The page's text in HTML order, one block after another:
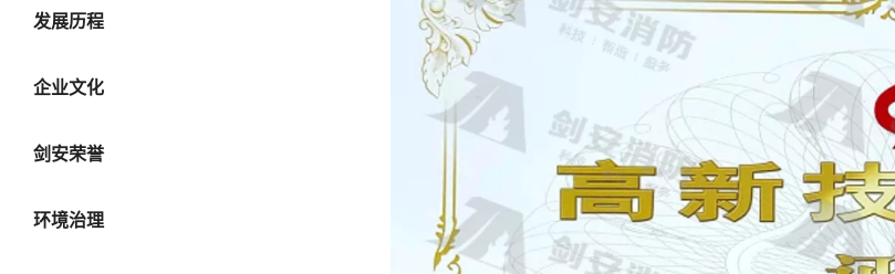
发展历程
企业文化
剑安荣誉
环境治理